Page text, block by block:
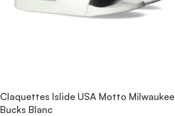
Claquettes Islide USA Motto Milwaukee
Bucks Blanc